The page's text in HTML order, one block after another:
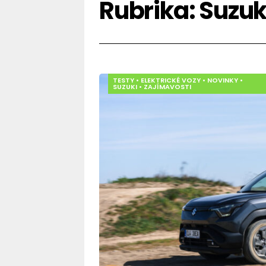
Rubrika:
TESTY • ELEKTRICKÉ VOZY • NOVINKY •
SUZUKI • ZAJÍMAVOSTI